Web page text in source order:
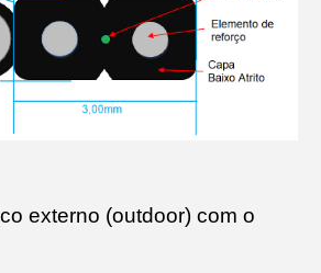
externo (outdoor) com o